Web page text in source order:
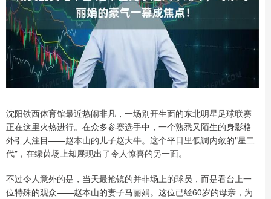
沈阳铁西体育馆最近热闹非凡，一场别开生面的东北明星足球联赛
正在这里火热进行。在众多参赛选手中，一个熟悉又陌生的身影格
外引人注目——赵本山的儿子赵大牛。这个平日里低调内敛的"星二
代"，在绿茵场上却展现出了令人惊喜的另一面。
不过令人意外的是，当天最抢镜的并非场上的球员，而是看台上一
位特殊的观众——赵本山的妻子马丽娟。这位已经60岁的母亲，为